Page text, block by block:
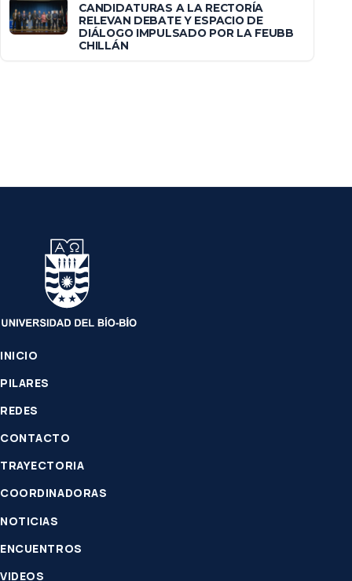
CANDIDATURAS A LA RECTORÍA
RELEVAN DEBATE Y ESPACIO DE
DIÁLOGO IMPULSADO POR LA FEUBB
CHILLÁN
INICIO
PILARES
REDES
CONTACTO
TRAYECTORIA
COORDINADORAS
NOTICIAS
ENCUENTROS
VIDEOS